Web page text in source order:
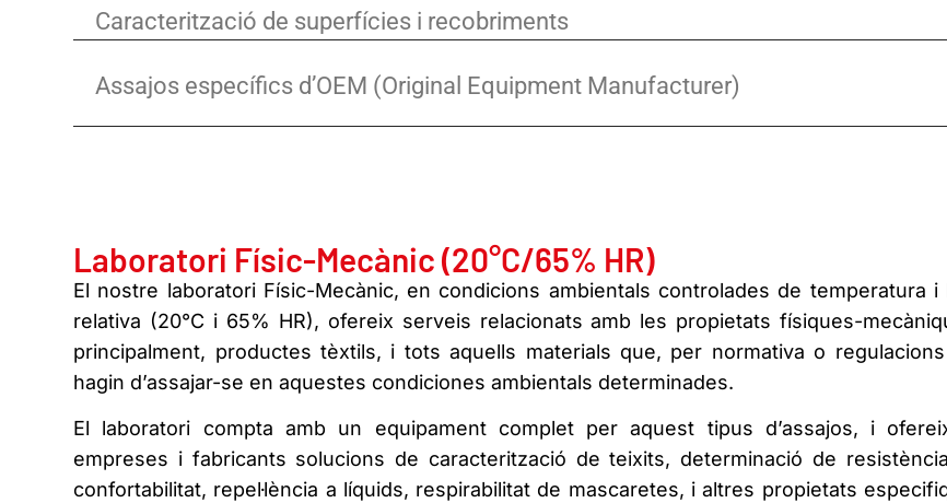
Caracterització de superfícies i recobriments
Assajos específics d’OEM (Original Equipment Manufacturer)
Laboratori Físic-Mecànic (20°C/65% HR)
El nostre laboratori Físic-Mecànic, en condicions ambientals controlades de temperatura i
relativa (20°C i 65% HR), ofereix serveis relacionats amb les propietats físiques-
principalment, productes tèxtils, i tots aquells materials que, per normativa o
hagin d’assajar-se en aquestes condiciones ambientals determinades.
El laboratori compta amb un equipament complet per aquest tipus d’assajos, i
empreses i fabricants solucions de caracterització de teixits, determinació de
confortabilitat, repel·lència a líquids, respirabilitat de mascaretes, i altres propietats